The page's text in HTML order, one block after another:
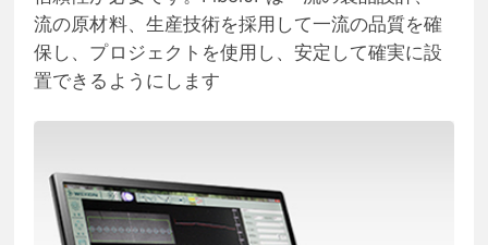
流の原材料、生産技術を採用して一流の品質を確
保し、プロジェクトを使用し、安定して確実に設
置できるようにします